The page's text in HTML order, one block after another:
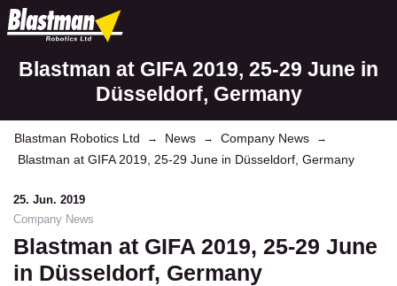
Blastman at GIFA 2019, 25-29 June in
Düsseldorf, Germany
Blastman Robotics Ltd → News → Company News →
Blastman at GIFA 2019, 25-29 June in Düsseldorf, Germany
25. Jun. 2019
Company News
Blastman at GIFA 2019, 25-29 June
in Düsseldorf, Germany